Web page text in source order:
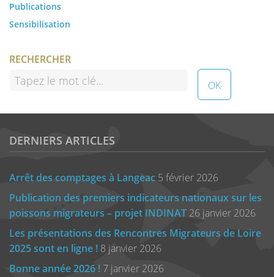
Publications
Sensibilisation
RECHERCHER
DERNIERS ARTICLES
Arrêt des comptages à Langeac 5 février 2026
Publication des premiers indicateurs nationaux sur les
poissons migrateurs – projet INDINAT 26 janvier 2026
Les présentations des Rencontres Migrateurs de Loire
2025 sont en ligne ! 8 janvier 2026
Bonne année 2026 ! 7 janvier 2026